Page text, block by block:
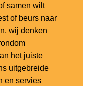
samen wilt
of beurs naar
wij denken
het juiste
uitgebreide
en servies